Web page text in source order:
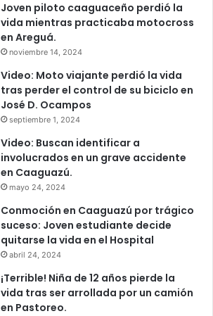
Joven piloto caaguaceño perdió la
vida mientras practicaba motocross
en Areguá.
noviembre 14, 2024
Video: Moto viajante perdió la vida
tras perder el control de su biciclo en
José D. Ocampos
septiembre 1, 2024
Video: Buscan identificar a
involucrados en un grave accidente
en Caaguazú.
mayo 24, 2024
Conmoción en Caaguazú por trágico
suceso: Joven estudiante decide
quitarse la vida en el Hospital
abril 24, 2024
¡Terrible! Niña de 12 años pierde la
vida tras ser arrollada por un camión
en Pastoreo.